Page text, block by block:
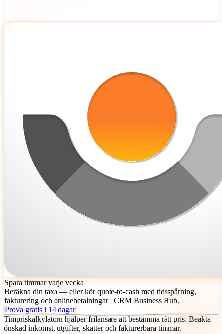
Spara timmar varje vecka
Beräkna din taxa — eller kör quote-to-cash med tidsspårning,
fakturering och onlinebetalningar i CRM Business Hub.
Prova gratis i 14 dagar
Timpriskalkylatorn hjälper frilansare att bestämma rätt pris. Beakta
önskad inkomst, utgifter, skatter och fakturerbara timmar.